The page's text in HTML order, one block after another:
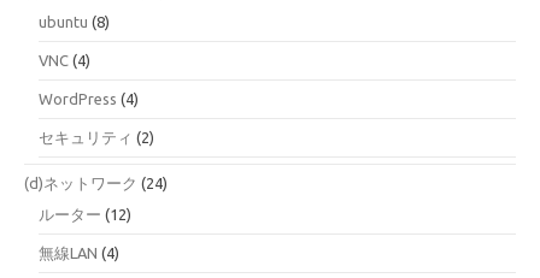
ubuntu (8)
VNC (4)
WordPress (4)
セキュリティ (2)
(d)ネットワーク (24)
ルーター (12)
無線LAN (4)